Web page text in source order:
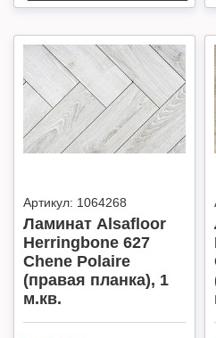
Артикул: 1064268
Ламинат Alsafloor
Herringbone 627
Chene Polaire
(правая планка), 1
м.кв.